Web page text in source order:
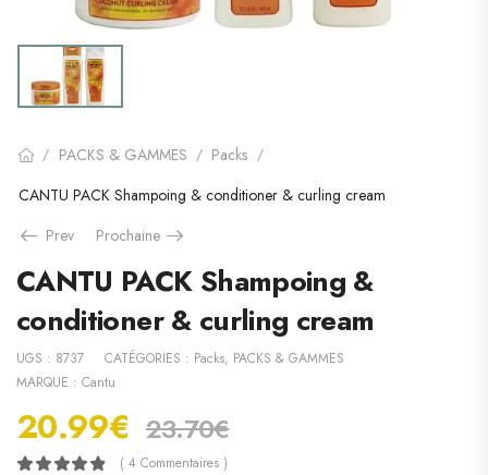
/ PACKS & GAMMES / Packs /
CANTU PACK Shampoing & conditioner & curling cream
Prev
Prochaine
CANTU PACK Shampoing &
conditioner & curling cream
UGS : 8737 CATÉGORIES : Packs, PACKS & GAMMES
MARQUE : Cantu
20.99€ 23.70€
( 4 Commentaires )